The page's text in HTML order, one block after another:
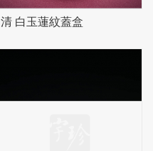
清 白玉蓮紋蓋盒